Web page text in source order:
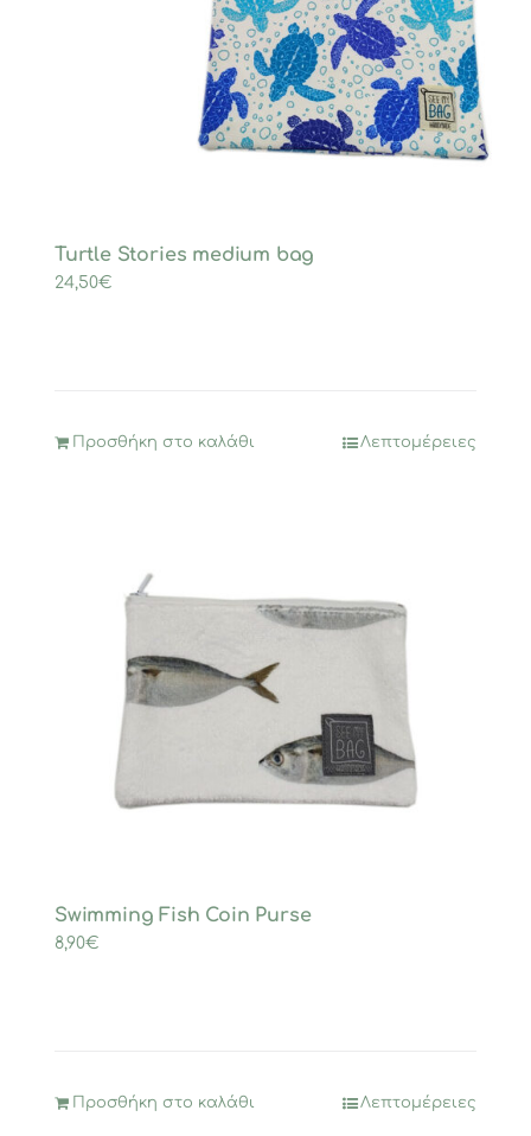
Turtle Stories medium bag
24,50€
Προσθήκη στο καλάθι Λεπτομέρειες
Swimming Fish Coin Purse
8,90€
Προσθήκη στο καλάθι Λεπτομέρειες